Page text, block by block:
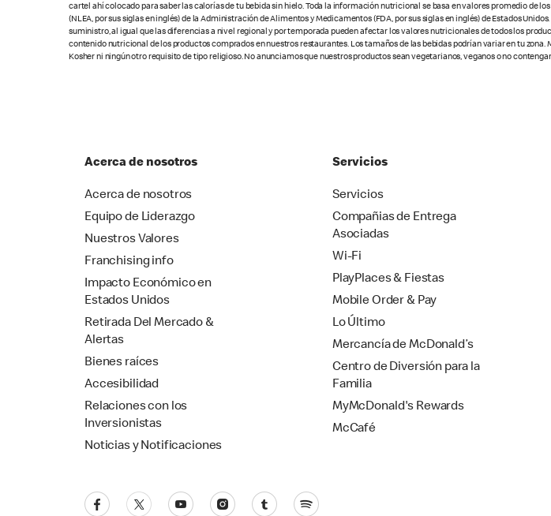
cartel ahí colocado para saber las calorías de tu bebida sin hielo. Toda la información nutricional se basa en valores promedio de
(NLEA, por sus siglas en inglés) de la Administración de Alimentos y Medicamentos (FDA, por sus siglas en inglés) de Estados
suministro, al igual que las diferencias a nivel regional y por temporada pueden afectar los valores nutricionales de todos los
contenido nutricional de los productos comprados en nuestros restaurantes. Los tamaños de las bebidas podrían variar en tu
Kosher ni ningún otro requisito de tipo religioso. No anunciamos que nuestros productos sean vegetarianos, veganos o no
Acerca de nosotros
Acerca de nosotros
Equipo de Liderazgo
Nuestros Valores
Franchising info
Impacto Económico en
Estados Unidos
Retirada Del Mercado &
Alertas
Bienes raíces
Accesibilidad
Relaciones con los
Inversionistas
Noticias y Notificaciones
Servicios
Servicios
Compañias de Entrega
Asociadas
Wi-Fi
PlayPlaces & Fiestas
Mobile Order & Pay
Lo Último
Mercancía de McDonald’s
Centro de Diversión para la
Familia
MyMcDonald's Rewards
McCafé